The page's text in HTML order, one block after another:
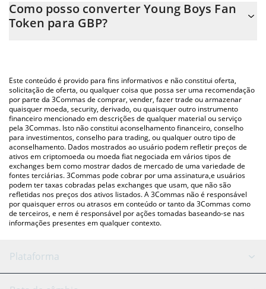
facilmente o preço de conversão do YBO para GBP
simplesmente inserindo a quantidade de Young Boys Fan Token
Você também pode usar nossa tabela de preços de Young Boys
Fan Token acima para verificar o último preço de Young Boys Fan
Token nas principais moedas fiat e criptográficas.
Como posso converter Young Boys Fan
Token para GBP?
Este conteúdo é provido para fins informativos e não constitui oferta,
solicitação de oferta, ou qualquer coisa que possa ser uma recomendação
por parte da 3Commas de comprar, vender, fazer trade ou armazenar
quaisquer moeda, security, derivado, ou quaisquer outro instrumento
financeiro mencionado em descrições de qualquer material ou serviço
pela 3Commas. Isto não constitui aconselhamento financeiro, conselho
para investimentos, conselho para trading, ou qualquer outro tipo de
aconselhamento. Dados mostrados ao usuário podem refletir preços de
ativos em criptomoeda ou moeda fiat negociada em vários tipos de
exchanges bem como mostrar dados de mercado de uma variedade de
fontes terciárias. 3Commas pode cobrar por uma assinatura,e usuários
podem ter taxas cobradas pelas exchanges que usam, que não são
refletidas nos preços dos ativos listados. A 3Commas não é responsável
por quaisquer erros ou atrasos em conteúdo or tanto da 3Commas como
de terceiros, e nem é responsável por ações tomadas baseando-se nas
informações presentes em qualquer contexto.
Plataforma